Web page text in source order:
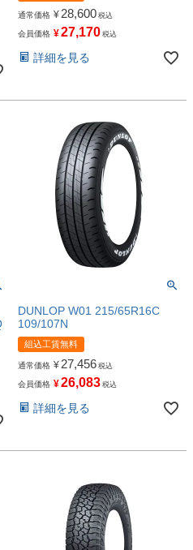
通常価格 ¥ 28,600 税込
会員価格 ¥27,170 税込
詳細を見る
DUNLOP W01 215/65R16C
109/107N
組込工賃無料
通常価格 ¥ 27,456 税込
会員価格 ¥26,083 税込
詳細を見る